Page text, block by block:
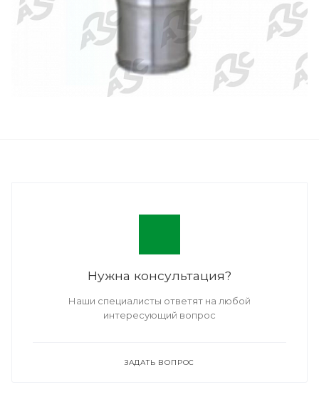
Нужна консультация?
Наши специалисты ответят на любой
интересующий вопрос
ЗАДАТЬ ВОПРОС